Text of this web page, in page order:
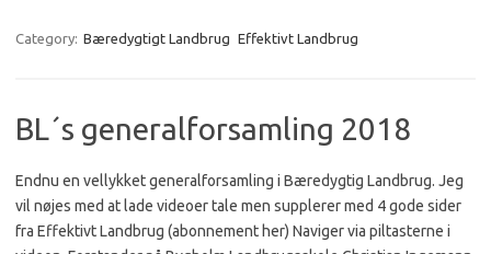
Category: Bæredygtigt Landbrug Effektivt Landbrug
BL´s generalforsamling 2018
Endnu en vellykket generalforsamling i Bæredygtig Landbrug. Jeg
vil nøjes med at lade videoer tale men supplerer med 4 gode sider
fra Effektivt Landbrug (abonnement her) Naviger via piltasterne i